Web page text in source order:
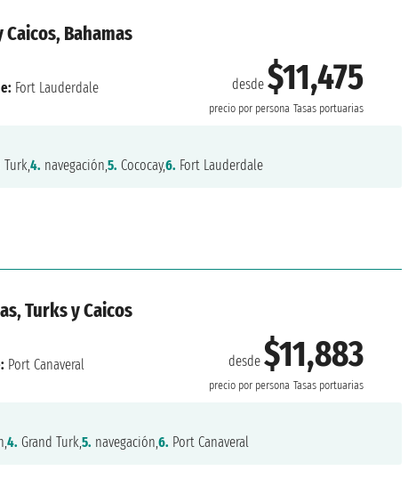
Bahamas
desde$11,475
precio por persona Tasas portuarias
Fort Lauderdale
Turk,4. navegación,5. Cococay,6. Fort Lauderdale
Turks y Caicos
desde$11,883
precio por persona Tasas portuarias
Port Canaveral
4. Grand Turk,5. navegación,6. Port Canaveral